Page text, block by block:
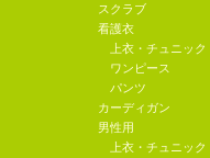
スクラブ
看護衣
上衣・チュニック
ワンピース
パンツ
カーディガン
男性用
上衣・チュニック